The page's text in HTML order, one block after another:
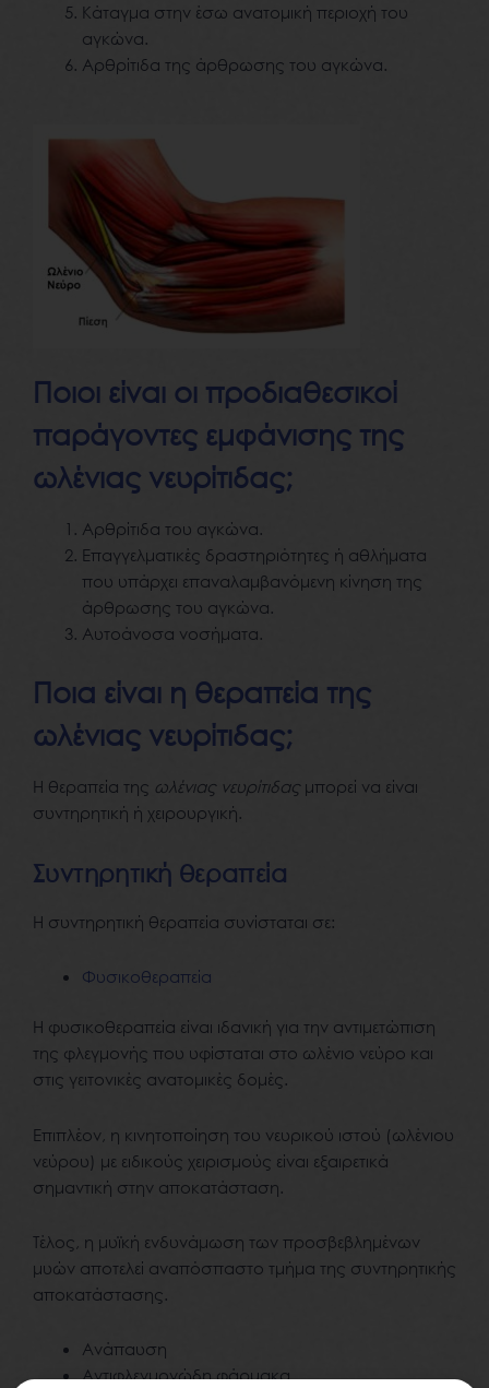
Κάταγμα στην έσω ανατομική περιοχή του
αγκώνα.
Αρθρίτιδα της άρθρωσης του αγκώνα.
Ποιοι είναι οι προδιαθεσικοί
παράγοντες εμφάνισης της
ωλένιας νευρίτιδας;
Αρθρίτιδα του αγκώνα.
Επαγγελματικές δραστηριότητες ή αθλήματα
που υπάρχει επαναλαμβανόμενη κίνηση της
άρθρωσης του αγκώνα.
Αυτοάνοσα νοσήματα.
Ποια είναι η θεραπεία της
ωλένιας νευρίτιδας;
Η θεραπεία της ωλένιας νευρίτιδαςμπορεί να είναι
συντηρητική ή χειρουργική.
Συντηρητική θεραπεία
Η συντηρητική θεραπεία συνίσταται σε:
Φυσικοθεραπεία
Η φυσικοθεραπεία είναι ιδανική για την αντιμετώπιση
της φλεγμονής που υφίσταται στο ωλένιο νεύρο και
στις γειτονικές ανατομικές δομές.
Επιπλέον, η κινητοποίηση του νευρικού ιστού (ωλένιου
νεύρου) με ειδικούς χειρισμούς είναι εξαιρετικά
σημαντική στην αποκατάσταση.
Τέλος, η μυϊκή ενδυνάμωση των προσβεβλημένων
μυών αποτελεί αναπόσπαστο τμήμα της συντηρητικής
αποκατάστασης.
Ανάπαυση
Αντιφλεγμονώδη φάρμακα